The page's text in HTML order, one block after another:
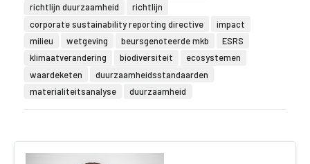
richtlijn duurzaamheid
richtlijn
corporate sustainability reporting directive
impact
milieu
wetgeving beursgenoteerde mkb
ESRS
klimaatverandering
biodiversiteit
ecosystemen
waardeketen
duurzaamheidsstandaarden
materialiteitsanalyse
duurzaamheid